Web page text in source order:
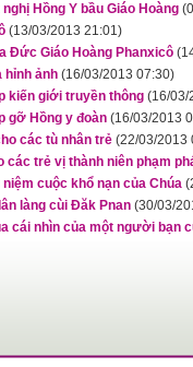
Hồng Y bầu Giáo Hoàng
(13/03/2013 21:01)
Đức Giáo Hoàng Phanxicô
hỉnh ảnh (16/03/2013 07:30)
kiến giới truyền thông (16/03/
gỡ Hồng y đoàn (16/03/2013
các tù nhân trẻ (22/03/2013
trẻ vị thành niên phạm
cuộc khổ nạn của Chúa
làng cùi Đăk Pnan (30/03/
cái nhìn của một người bạn